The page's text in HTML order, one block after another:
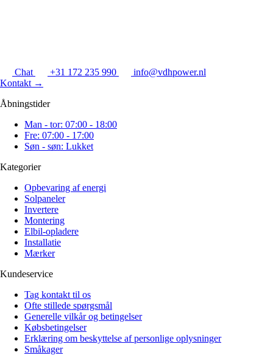
Chat +31 172 235 990
info@vdhpower.nl
Kontakt →
Åbningstider
Man - tor: 07:00 - 18:00
Fre: 07:00 - 17:00
Søn - søn: Lukket
Kategorier
Opbevaring af energi
Solpaneler
Invertere
Montering
Elbil-opladere
Installatie
Mærker
Kundeservice
Tag kontakt til os
Ofte stillede spørgsmål
Generelle vilkår og betingelser
Købsbetingelser
Erklæring om beskyttelse af personlige oplysninger
Småkager